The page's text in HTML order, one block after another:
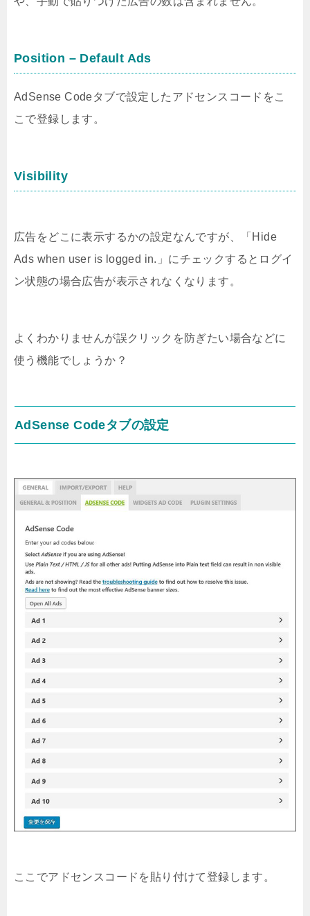
Position – Default Ads
AdSense Codeタブで設定したアドセンスコードをこ
こで登録します。
Visibility
広告をどこに表示するかの設定なんですが、「Hide
Ads when user is logged in.」にチェックするとログイ
ン状態の場合広告が表示されなくなります。
よくわかりませんが誤クリックを防ぎたい場合などに
使う機能でしょうか？
AdSense Codeタブの設定
ここでアドセンスコードを貼り付けて登録します。